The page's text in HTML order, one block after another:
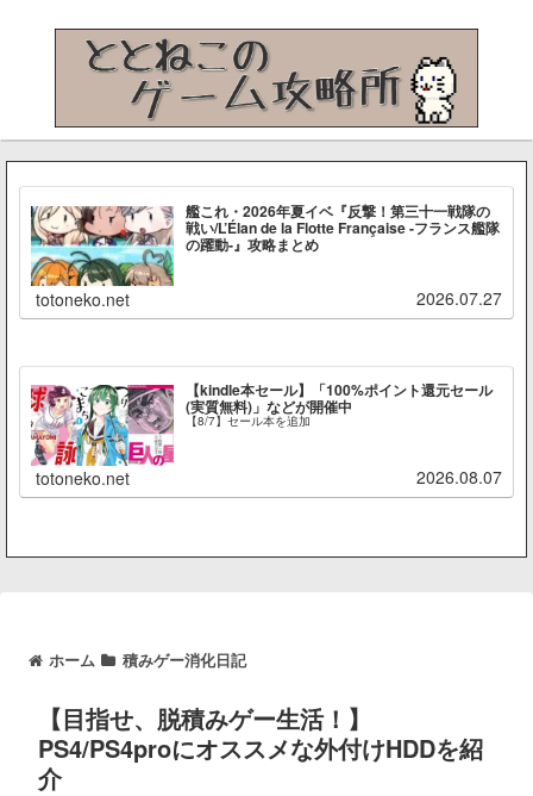
艦これ・2026年夏イベ『反撃！第三十一戦隊の
戦い/L’Élan de la Flotte Française -フランス艦隊
の躍動-』攻略まとめ
totoneko.net 2026.07.27
【kindle本セール】「100%ポイント還元セール
(実質無料)」などが開催中
【8/7】セール本を追加
totoneko.net 2026.08.07
ホーム 積みゲー消化日記
【目指せ、脱積みゲー生活！】
PS4/PS4proにオススメな外付けHDDを紹
介